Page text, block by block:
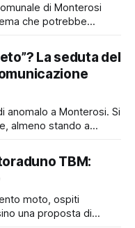
di Monterosi
che potrebbe
cosiddetta
affidati all’Agente della
politico che merita
La seduta del
anomalo a Monterosi. Si
almeno stando a
attraverso l’Albo
Il Consiglio
TBM:
moto, ospiti
una proposta di